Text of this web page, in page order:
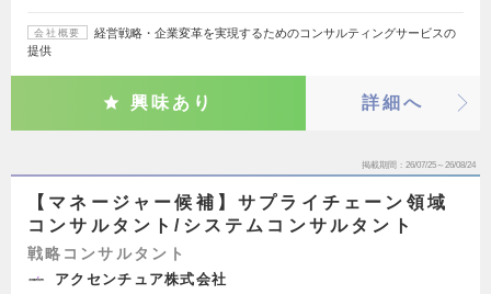
会社概要
経営戦略・企業変革を実現するためのコンサルティングサービスの
提供
興味あり 詳細へ
掲載期間 26/07/25～26/08/24
【マネージャー候補】サプライチェーン領域
コンサルタント/システムコンサルタント
戦略コンサルタント
アクセンチュア株式会社